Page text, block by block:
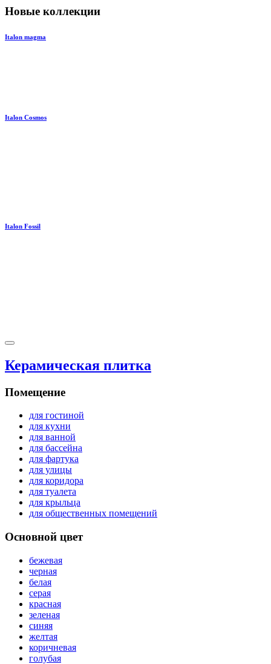
Новые коллекции
Italon magma
Italon Cosmos
Italon Fossil
Керамическая плитка
Помещение
для гостиной
для кухни
для ванной
для бассейна
для фартука
для улицы
для коридора
для туалета
для крыльца
для общественных помещений
Основной цвет
бежевая
черная
белая
серая
красная
зеленая
синяя
желтая
коричневая
голубая